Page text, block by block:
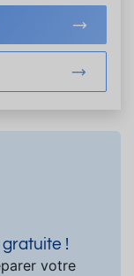
!
votre